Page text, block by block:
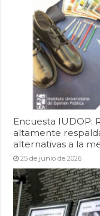
Encuesta IUDOP:
altamente
alternativas a la
25 de junio de 2026